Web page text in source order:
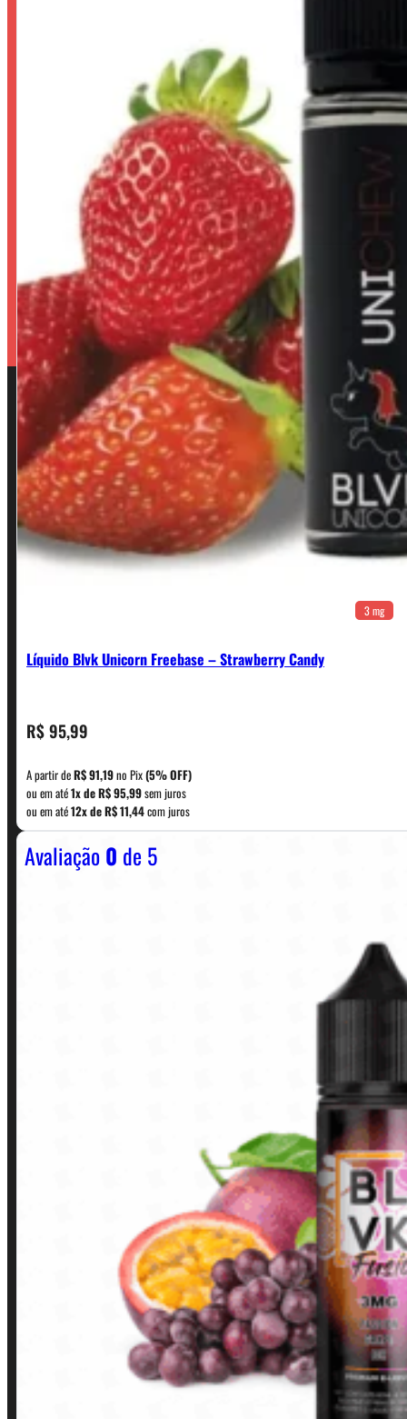
3 mg
Líquido Blvk Unicorn Freebase – Strawberry Candy
R$95,99
A partir deR$91,19no Pix(5% OFF)
ou em até1x deR$95,99sem juros
ou em até12x deR$11,44com juros
Avaliação0 de 5
CONTATO
WhatsApp: (11) 5229-0120
Horário: Política de Horario e Fretes
Política de Privacidade
Política de Frete e Pagamento
Política de Garantia, Reembolso e Devolução